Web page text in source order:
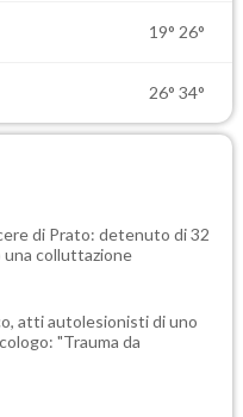
19° 26°
26° 34°
di Prato: detenuto di 32
una colluttazione
atti autolesionisti di uno
"Trauma da